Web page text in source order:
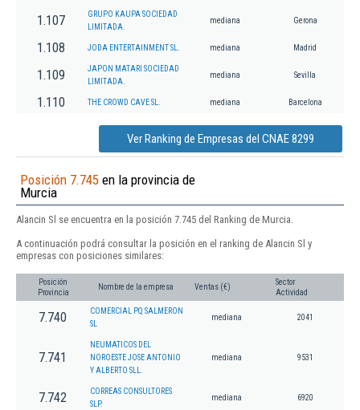
1.107
GRUPO KAUPA SOCIEDAD
LIMITADA.
mediana Gerona
1.108 JODA ENTERTAINMENT SL. mediana Madrid
1.109
JAPON MATARI SOCIEDAD
LIMITADA.
mediana Sevilla
1.110 THE CROWD CAVE SL. mediana Barcelona
Ver Ranking de Empresas del CNAE 8299
Posición 7.745 en la provincia de
Murcia
Alancin Sl se encuentra en la posición 7.745 del Ranking de Murcia.
A continuación podrá consultar la posición en el ranking de Alancin Sl y
empresas con posiciones similares:
Posición
Provincia
Nombre de la empresa Ventas (€)
Sector
Actividad
7.740
COMERCIAL PQ SALMERON
SL
mediana 2041
7.741
NEUMATICOS DEL
NOROESTE JOSE ANTONIO
Y ALBERTO SLL.
mediana 9531
7.742
CORREAS CONSULTORES
SLP.
mediana 6920